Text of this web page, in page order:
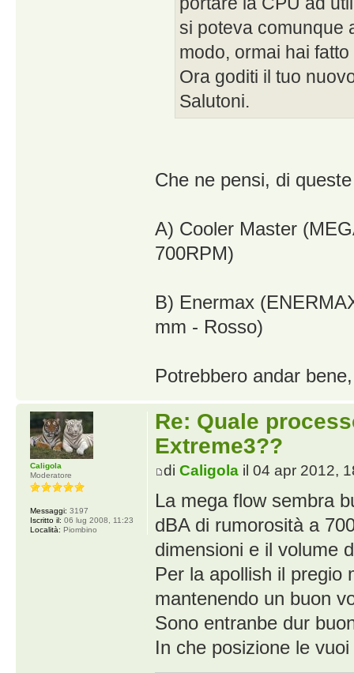
si poteva comunque
modo, ormai hai
Ora goditi il tuo
Salutoni.
Che ne pensi, di
A) Cooler Master
700RPM)
B) Enermax
mm - Rosso)
Potrebbero andar
Re: Quale
Extreme3??
di Caligolail 04 apr 2012,
La mega flow sembra
dBA di rumorosità a
dimensioni e il volume
Per la apollish il pregio
mantenendo un buon
Sono entranbe dur
In che posizione le
Caligola
Moderatore
Messaggi: 3197
Iscritto il: 06 lug 2008, 11:23
Località: Piombino